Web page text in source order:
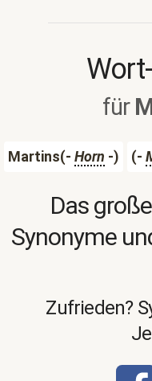
für
Martins(- Horn -) (-
Das
Synonyme
Zufrieden?